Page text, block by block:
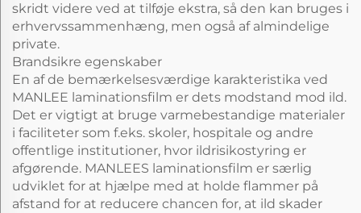
skridt videre ved at tilføje ekstra, så den kan bruges i
erhvervssammenhæng, men også af almindelige
private.
Brandsikre egenskaber
En af de bemærkelsesværdige karakteristika ved
MANLEE laminationsfilm er dets modstand mod ild.
Det er vigtigt at bruge varmebestandige materialer
i faciliteter som f.eks. skoler, hospitale og andre
offentlige institutioner, hvor ildrisikostyring er
afgørende. MANLEES laminationsfilm er særlig
udviklet for at hjælpe med at holde flammer på
afstand for at reducere chancen for, at ild skader